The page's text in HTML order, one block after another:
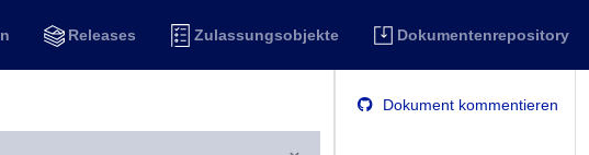
Releases Zulassungsobjekte Dokumentenrepository
Dokument kommentieren